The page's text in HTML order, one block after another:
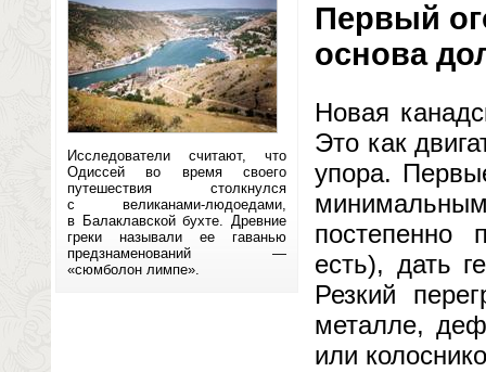
Исследователи считают, что
Одиссей во время своего
путешествия столкнулся
с великанами-людоедами,
в Балаклавской бухте. Древние
греки называли ее гаванью
предзнаменований —
«сюмболон лимпе».
Первый
основа
Новая
Это как
упора.
постепенно
есть), дать
Резкий
металле,
или